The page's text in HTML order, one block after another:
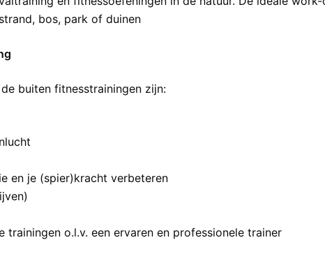
bos, park of duinen
buiten fitnesstrainingen zijn:
en je (spier)kracht verbeteren
trainingen o.l.v. een ervaren en professionele trainer